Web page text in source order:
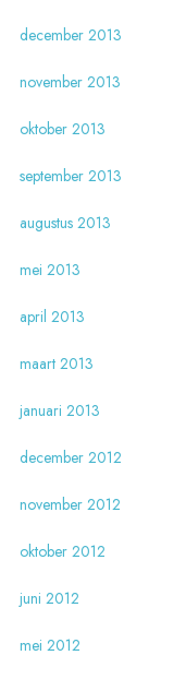
december 2013
november 2013
oktober 2013
september 2013
augustus 2013
mei 2013
april 2013
maart 2013
januari 2013
december 2012
november 2012
oktober 2012
juni 2012
mei 2012